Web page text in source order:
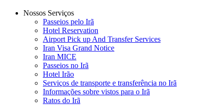
Nossos Serviços
Passeios pelo Irã
Hotel Reservation
Airport Pick up And Transfer Services
Iran Visa Grand Notice
Iran MICE
Passeios no Irã
Hotel Irão
Serviços de transporte e transferência no Irã
Informações sobre vistos para o Irã
Ratos do Irã